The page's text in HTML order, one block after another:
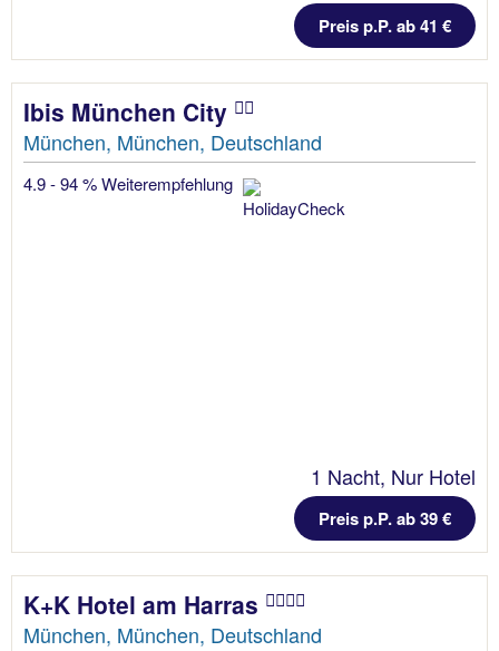
Preis p.P. ab 41 €
Ibis München City
München, München, Deutschland
4.9 - 94 % Weiterempfehlung
1 Nacht, Nur Hotel
Preis p.P. ab 39 €
K+K Hotel am Harras
München, München, Deutschland